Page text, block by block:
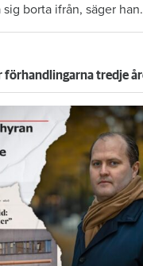
borta ifrån, säger han.